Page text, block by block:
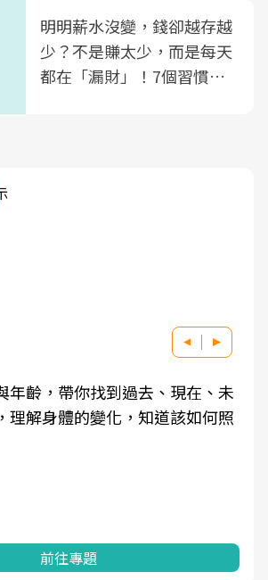
明明薪水沒變，錢卻越存越
少？不是賺太少，而是每天
都在「漏財」！7個習慣一
年齡，帶你找到過去、現在、未
理解身體的變化，知道該如何照
前往專題